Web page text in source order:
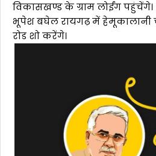
विकासखण्ड के ग्राम लोईंग पहुंचेंगे।
भूपेश बघेल रायगढ़ में
रोड शो करेंगे।